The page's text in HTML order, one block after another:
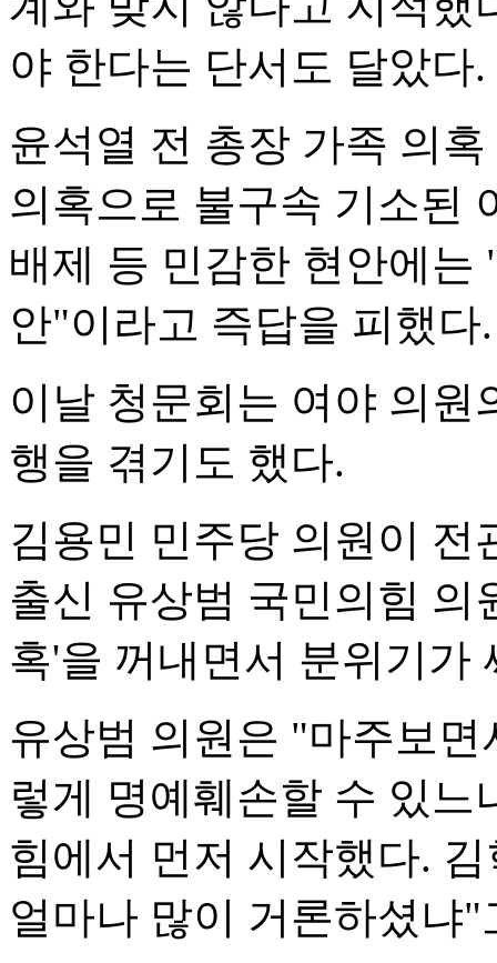
야 한다는 단서도 달았다.
윤석열 전 총장 가족 의
의혹으로 불구속 기소된
배제 등 민감한 현안에는
안"이라고 즉답을 피했다.
이날 청문회는 여야 의원
행을 겪기도 했다.
김용민 민주당 의원이 전
출신 유상범 국민의힘 의
혹'을 꺼내면서 분위기가
유상범 의원은 "마주보
렇게 명예훼손할 수 있
힘에서 먼저 시작했다.
얼마나 많이 거론하셨냐"